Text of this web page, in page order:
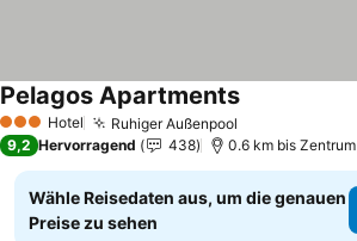
3 SterneHotel Ruhiger Außenpool
Pelagos ApartmentsPreise sehen
9,2 Hervorragend 438 0.6 km bis Zentrum
Wähle Reisedaten aus, um die genauen
Preise zu sehen